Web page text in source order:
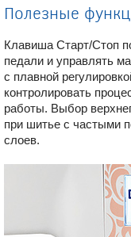
Полезные
Клавиша Старт/Стоп
педали и управлять
с плавной
контролировать
работы. Выбор
при шитье с частыми
слоев.